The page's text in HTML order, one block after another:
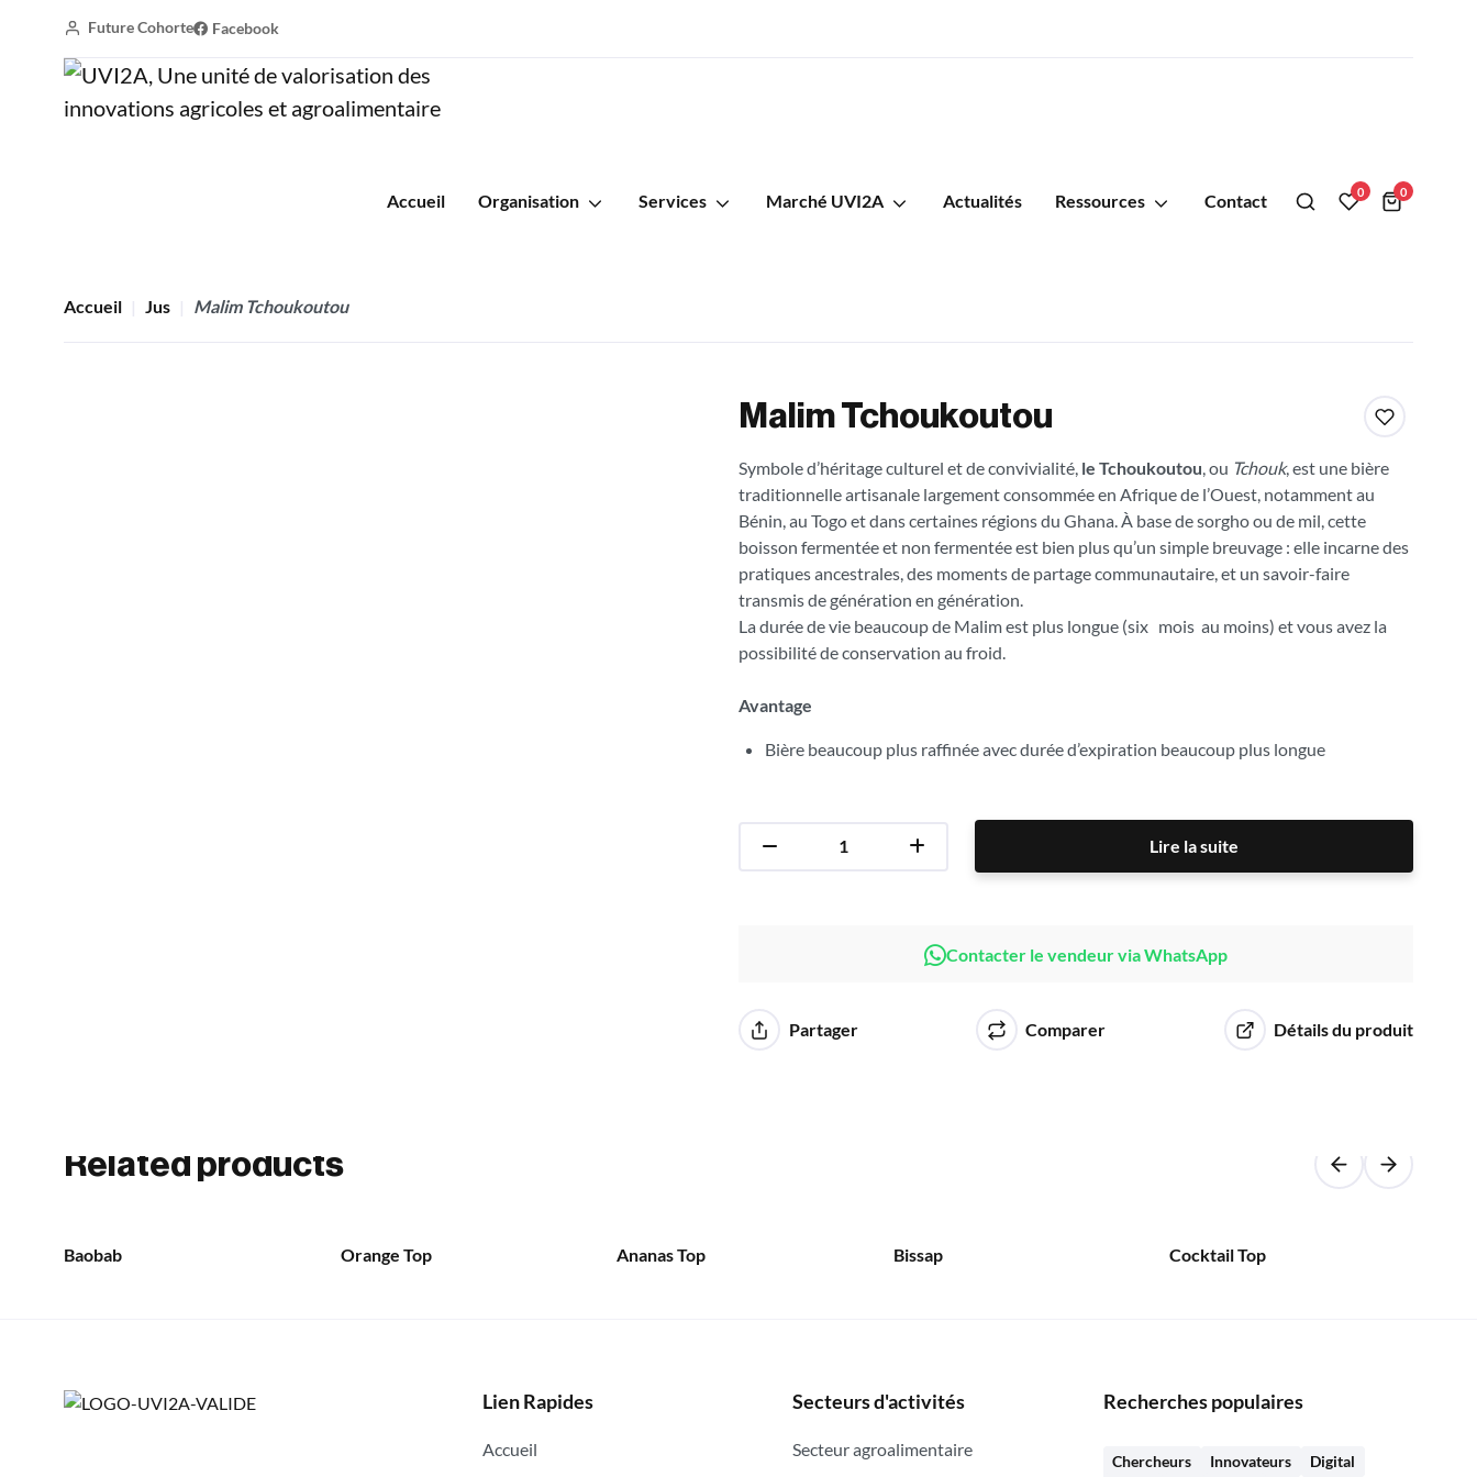
Future Cohorte Facebook
Accueil Organisation Services Marché UVI2A Actualités Ressources Contact 0 0
Accueil Jus Malim Tchoukoutou
Malim Tchoukoutou
Symbole d’héritage culturel et de convivialité, le Tchoukoutou, ou Tchouk, est une bière
traditionnelle artisanale largement consommée en Afrique de l’Ouest, notamment au
Bénin, au Togo et dans certaines régions du Ghana. À base de sorgho ou de mil, cette
boisson fermentée et non fermentée est bien plus qu’un simple breuvage : elle incarne des
pratiques ancestrales, des moments de partage communautaire, et un savoir-faire
transmis de génération en génération.
La durée de vie beaucoup de Malim est plus longue (six mois au moins) et vous avez la
possibilité de conservation au froid.
Avantage
Bière beaucoup plus raffinée avec durée d’expiration beaucoup plus longue
Lire la suite
Contacter le vendeur via WhatsApp
Partager Comparer Détails du produit
Related products
Baobab Orange Top Ananas Top Bissap Cocktail Top
Lien Rapides
Accueil
Secteurs d'activités
Secteur agroalimentaire
Recherches populaires
Chercheurs Innovateurs Digital